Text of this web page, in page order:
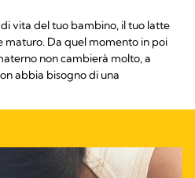
vita del tuo bambino, il tuo latte
Da quel momento in poi
non cambierà molto, a
abbia bisogno di una